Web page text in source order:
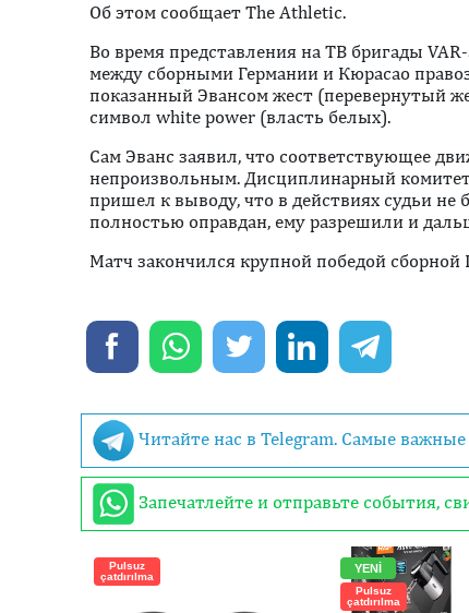
Oб этом сообщает The Athletic.
Во время представления на ТВ бригады
между сборными Германии и Кюрасао
показанный Эвансом жест (перевернутый
символ white power (власть белых).
Сам Эванс заявил, что соответствующее
непроизвольным. Дисциплинарный
пришел к выводу, что в действиях судьи
полностью оправдан, ему разрешили и
Матч закончился крупной победой сборной
Читайте нас в Telegram. Самые
Запечатлейте и отправьте события,